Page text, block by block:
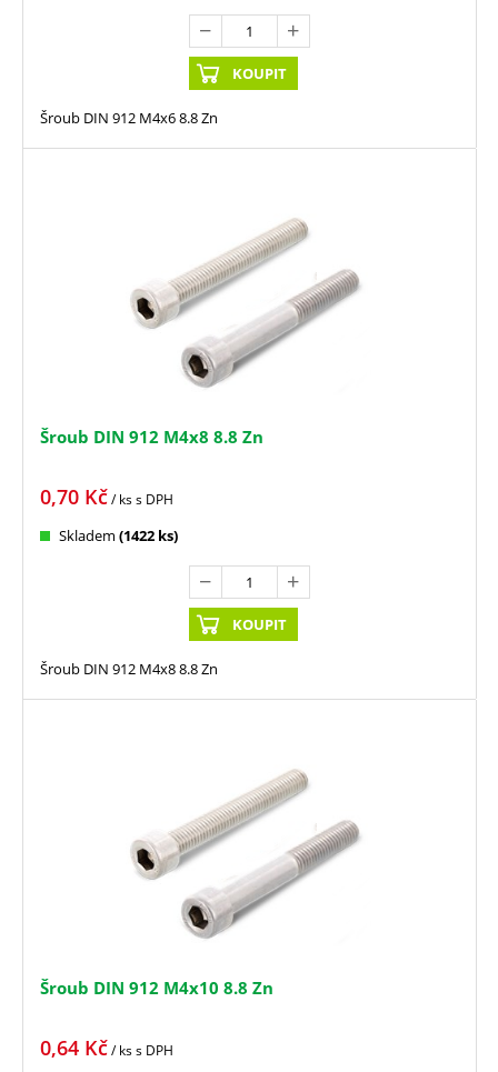
KOUPIT
Šroub DIN 912 M4x6 8.8 Zn
Šroub DIN 912 M4x8 8.8 Zn
0,70 Kč/ kss DPH
Skladem (1422 ks)
KOUPIT
Šroub DIN 912 M4x8 8.8 Zn
Šroub DIN 912 M4x10 8.8 Zn
0,64 Kč/ kss DPH